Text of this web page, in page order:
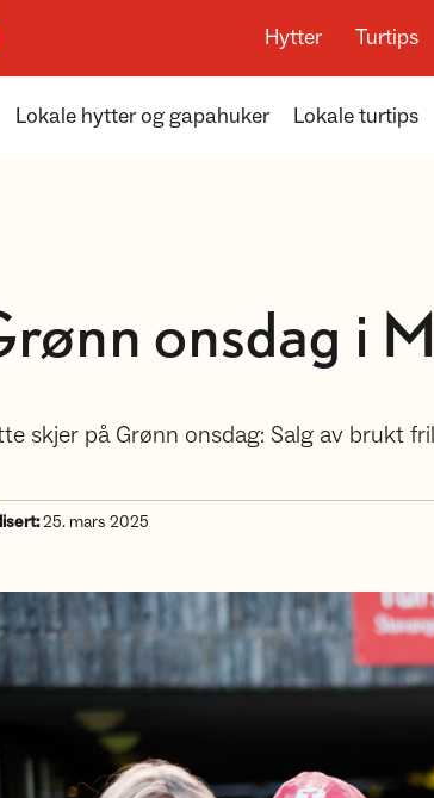
Hytter Turtips
Lokale hytter og gapahuker Lokale turtips
onsdag i
skjer på Grønn onsdag: Salg av brukt
25. mars 2025